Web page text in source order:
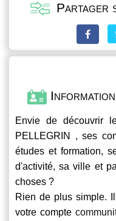
Partager
Envie de découvrir
PELLEGRIN , ses
études et formation,
d'activité, sa ville et
choses ?
Rien de plus simple.
votre compte